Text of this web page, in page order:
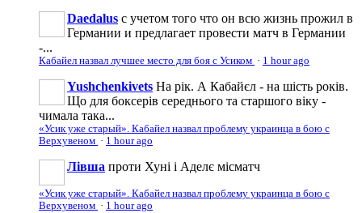
Daedalus с учетом того что он всю жизнь прожил в
Германии и предлагает провести матч в Германии
-...
Кабайел назвал лучшее место для боя с Усиком · 1 hour ago
Yushchenkivets На рік. А Кабайєл - на шість років.
Що для боксерів середнього та старшого віку -
чимала така...
«Усик уже старый». Кабайел назвал проблему украинца в бою с
Верхувеном · 1 hour ago
Лівша проти Хуні і Аделє місматч
«Усик уже старый». Кабайел назвал проблему украинца в бою с
Верхувеном · 1 hour ago